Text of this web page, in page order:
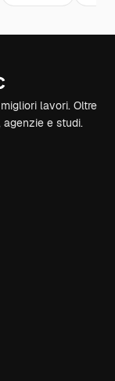
lavori. Oltre
agenzie e studi.